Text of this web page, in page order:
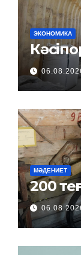
ЭКОНОМИКА
МӘДЕНИЕТ